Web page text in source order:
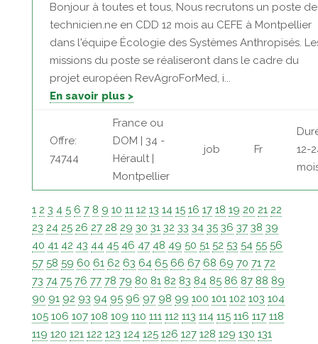
Bonjour à toutes et tous, Nous recrutons un poste de
technicien.ne en CDD 12 mois au CEFE à Montpellier
dans l'équipe Écologie des Systèmes Anthropisés.
missions du poste se réaliseront dans le cadre du
projet européen RevAgroForMed, i...
En savoir plus >
Offre:
74744
France ou
DOM | 34 -
Hérault |
Montpellier
job Fr
12-
1 2 3 4 5 6 7 8 9 10 11 12 13 14 15 16 17 18 19 20 21 22
23 24 25 26 27 28 29 30 31 32 33 34 35 36 37 38 39
40 41 42 43 44 45 46 47 48 49 50 51 52 53 54 55 56
57 58 59 60 61 62 63 64 65 66 67 68 69 70 71 72
73 74 75 76 77 78 79 80 81 82 83 84 85 86 87 88 89
90 91 92 93 94 95 96 97 98 99 100 101 102 103 104
105 106 107 108 109 110 111 112 113 114 115 116 117 118
119 120 121 122 123 124 125 126 127 128 129 130 131